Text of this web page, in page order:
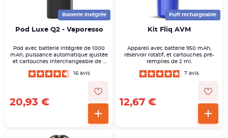
Batterie intégrée
Pod Luxe Q2 - Vaporesso
Pod avec batterie intégrée de 1000
mAh, puissance automatique ajustée
et cartouches interchangeable de 3
16 avis
20,93 €
Puff rechargeable
Kit Fliq AVM
Appareil avec batterie 950 mAh,
réservoir rotatif, et cartouches pré-
remplies de 2 ml.
7 avis
12,67 €